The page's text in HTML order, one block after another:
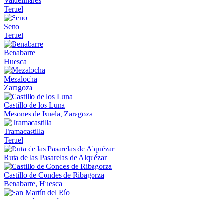
Teruel
Seno
Teruel
Benabarre
Huesca
Mezalocha
Zaragoza
Castillo de los Luna
Mesones de Isuela, Zaragoza
Tramacastilla
Teruel
Ruta de las Pasarelas de Alquézar
Castillo de Condes de Ribagorza
Benabarre, Huesca